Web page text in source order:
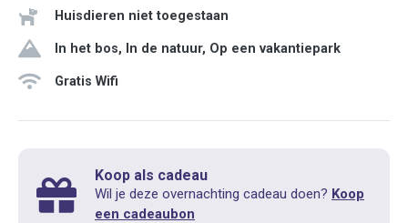
Huisdieren niet toegestaan
In het bos, In de natuur, Op een vakantiepark
Gratis Wifi
Koop als cadeau
Wil je deze overnachting cadeau doen? Koop
een cadeaubon